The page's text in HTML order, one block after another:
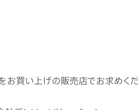
お買い上げの販売店でお求めくだ